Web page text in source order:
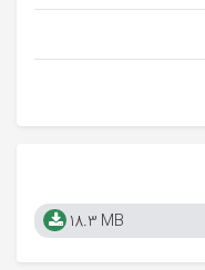
18.3 MB